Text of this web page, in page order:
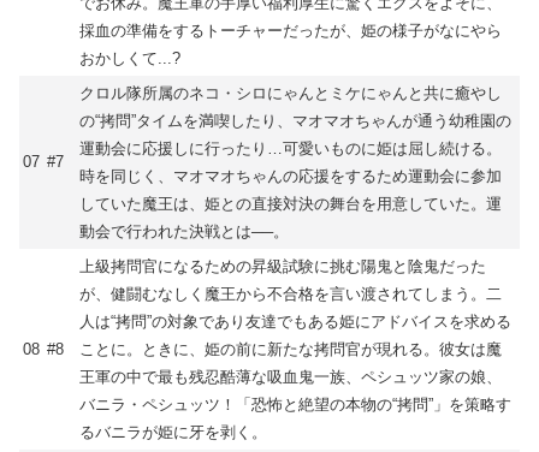
採血の準備をするトーチャーだったが、姫の様子がなにやら
おかしくて...?
07 #7
クロル隊所属のネコ・シロにゃんとミケにゃんと共に癒やし
の“拷問”タイムを満喫したり、マオマオちゃんが通う幼稚園の
運動会に応援しに行ったり…可愛いものに姫は屈し続ける。
時を同じく、マオマオちゃんの応援をするため運動会に参加
していた魔王は、姫との直接対決の舞台を用意していた。運
動会で行われた決戦とは──。
08 #8
上級拷問官になるための昇級試験に挑む陽鬼と陰鬼だった
が、健闘むなしく魔王から不合格を言い渡されてしまう。二
人は“拷問”の対象であり友達でもある姫にアドバイスを求める
ことに。ときに、姫の前に新たな拷問官が現れる。彼女は魔
王軍の中で最も残忍酷薄な吸血鬼一族、ペシュッツ家の娘、
バニラ・ペシュッツ！「恐怖と絶望の本物の“拷問”」を策略す
るバニラが姫に牙を剥く。